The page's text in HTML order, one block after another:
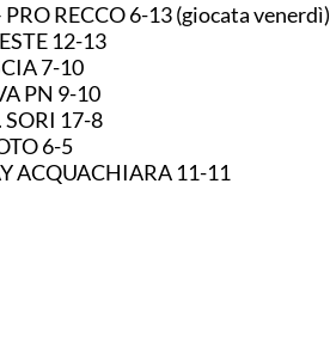
RECCO 6-13 (giocata venerdì)
12-13
7-10
PN 9-10
SORI 17-8
6-5
ACQUACHIARA 11-11